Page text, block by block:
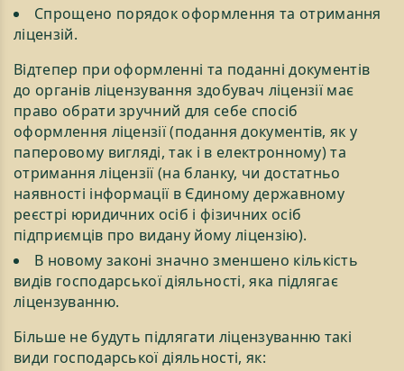
Спрощено порядок оформлення та отримання
ліцензій.
Відтепер при оформленні та поданні документів
до органів ліцензування здобувач ліцензії має
право обрати зручний для себе спосіб
оформлення ліцензії (подання документів, як у
паперовому вигляді, так і в електронному) та
отримання ліцензії (на бланку, чи достатньо
наявності інформації в Єдиному державному
реєстрі юридичних осіб і фізичних осіб
підприємців про видану йому ліцензію).
В новому законі значно зменшено кількість
видів господарської діяльності, яка підлягає
ліцензуванню.
Більше не будуть підлягати ліцензуванню такі
види господарської діяльності, як: